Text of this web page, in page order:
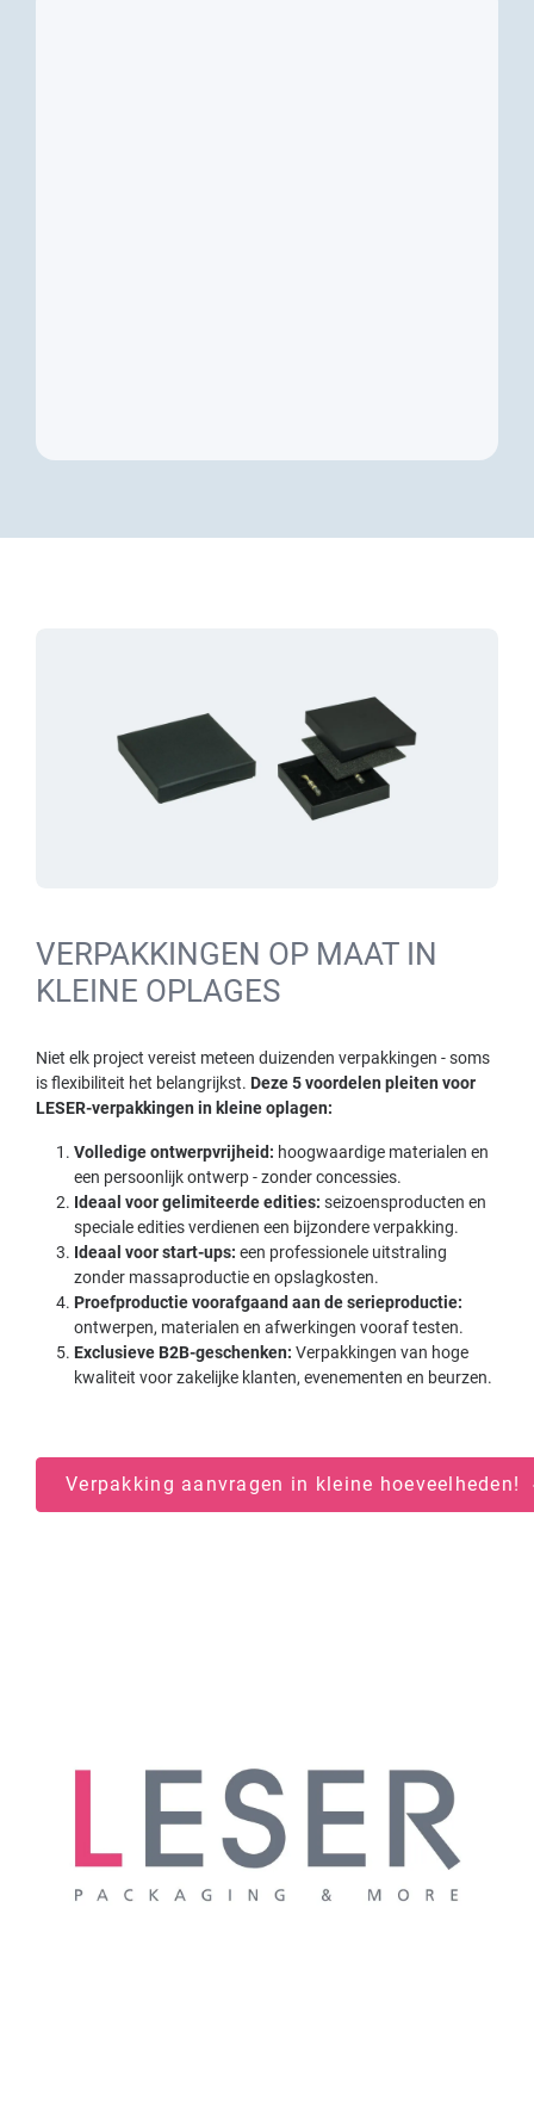
VERPAKKINGEN OP MAAT IN
KLEINE OPLAGES
Niet elk project vereist meteen duizenden verpakkingen - soms
is flexibiliteit het belangrijkst. Deze 5 voordelen pleiten voor
LESER-verpakkingen in kleine oplagen:
Volledige ontwerpvrijheid: hoogwaardige materialen en
een persoonlijk ontwerp - zonder concessies.
Ideaal voor gelimiteerde edities: seizoensproducten en
speciale edities verdienen een bijzondere verpakking.
Ideaal voor start-ups: een professionele uitstraling
zonder massaproductie en opslagkosten.
Proefproductie voorafgaand aan de serieproductie:
ontwerpen, materialen en afwerkingen vooraf testen.
Exclusieve B2B-geschenken: Verpakkingen van hoge
kwaliteit voor zakelijke klanten, evenementen en beurzen.
Verpakking aanvragen in kleine hoeveelheden!